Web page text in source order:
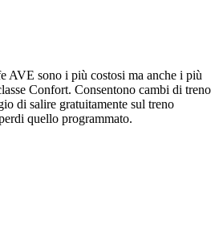
AVE sono i più costosi ma anche i più
Confort. Consentono cambi di treno
di salire gratuitamente sul treno
quello programmato.